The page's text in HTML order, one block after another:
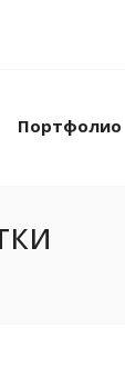
Портфолио